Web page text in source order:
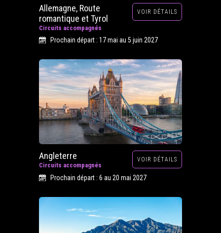
Allemagne, Route
romantique et Tyrol
Circuits accompagnés
VOIR DÉTAILS
Prochain départ : 17 mai au 5 juin 2027
Angleterre
Circuits accompagnés
VOIR DÉTAILS
Prochain départ : 6 au 20 mai 2027